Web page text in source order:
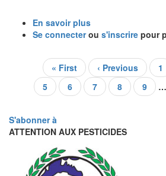
En savoir plus
GUIDE
Se connecterou s'inscrire pour
PaginationPremière
page
« First
Page
précédente
‹ Previous 1
Page
5 Page
6 Page
7 Page
8 Page
9 …
S'abonner à
ATTENTION AUX PESTICIDES